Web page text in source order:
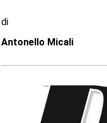
di
Antonello Micali